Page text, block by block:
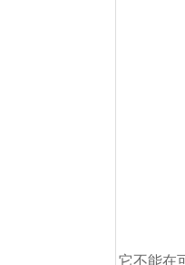
它不能在